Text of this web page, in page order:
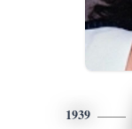
1939